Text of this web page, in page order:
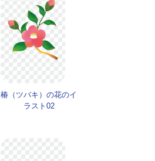
椿（ツバキ）の花のイ
ラスト02